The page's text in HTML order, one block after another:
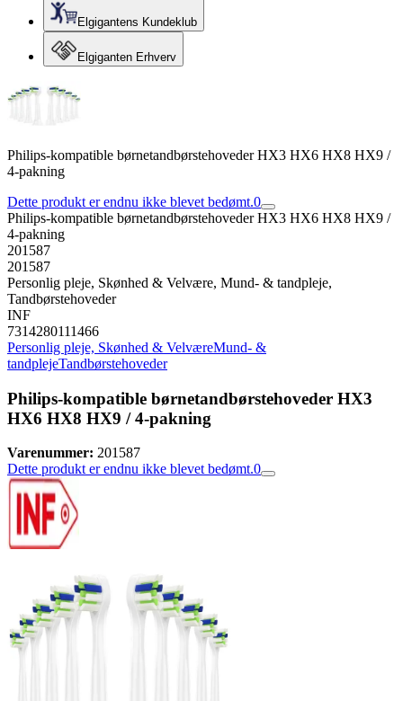
Elgigantens Kundeklub
Elgiganten Erhverv
Philips-kompatible børnetandbørstehoveder HX3 HX6 HX8 HX9 /
4-pakning
Dette produkt er endnu ikke blevet bedømt.0
Philips-kompatible børnetandbørstehoveder HX3 HX6 HX8 HX9 /
4-pakning
201587
201587
Personlig pleje, Skønhed & Velvære, Mund- & tandpleje,
Tandbørstehoveder
INF
7314280111466
Personlig pleje, Skønhed & VelværeMund- &
tandplejeTandbørstehoveder
Philips-kompatible børnetandbørstehoveder HX3
HX6 HX8 HX9 / 4-pakning
Varenummer: 201587
Dette produkt er endnu ikke blevet bedømt.0